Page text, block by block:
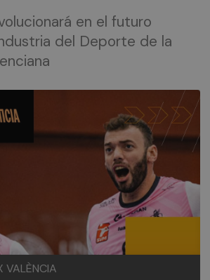
en el futuro
del Deporte de la
VALÈNCIA